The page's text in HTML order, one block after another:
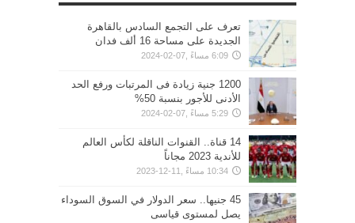
تعرف على التجمع السادس بالقاهرة
الجديدة على مساحة 16 ألف فدان
6:09 مساءً ,07-02-2024
1200 جنية زيادة فى المرتبات ورفع الحد
الأدنى للأجور بنسبة 50%
5:29 مساءً ,07-02-2024
14 قناة.. القنوات الناقلة لكأس العالم
للأندية 2023 مجاناً
10:34 مساءً ,11-12-2023
45 جنيها.. سعر الدولار في السوق السوداء
يصل لمستوى قياسى